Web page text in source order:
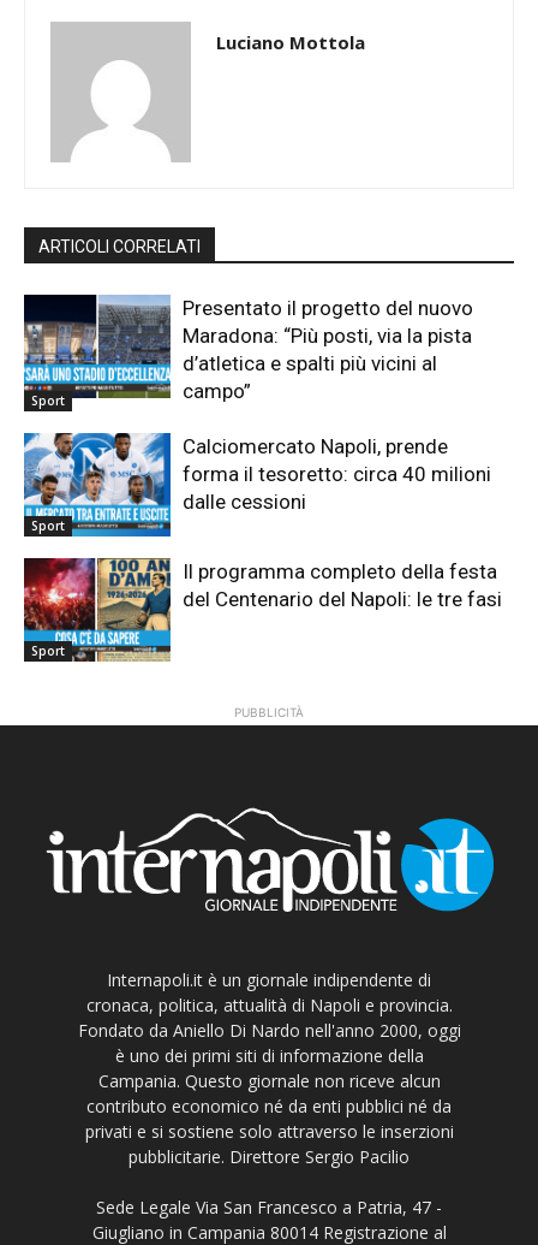
Luciano Mottola
ARTICOLI CORRELATI
Sport
Presentato il progetto del nuovo
Maradona: “Più posti, via la pista
d’atletica e spalti più vicini al
campo”
Sport
Calciomercato Napoli, prende
forma il tesoretto: circa 40 milioni
dalle cessioni
Sport
Il programma completo della festa
del Centenario del Napoli: le tre fasi
PUBBLICITÀ
Internapoli.it è un giornale indipendente di
cronaca, politica, attualità di Napoli e provincia.
Fondato da Aniello Di Nardo nell'anno 2000, oggi
è uno dei primi siti di informazione della
Campania. Questo giornale non riceve alcun
contributo economico né da enti pubblici né da
privati e si sostiene solo attraverso le inserzioni
pubblicitarie. Direttore Sergio Pacilio
Sede Legale Via San Francesco a Patria, 47 -
Giugliano in Campania 80014 Registrazione al